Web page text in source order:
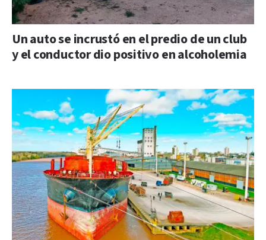
Un auto se incrustó en el predio de un club
y el conductor dio positivo en alcoholemia